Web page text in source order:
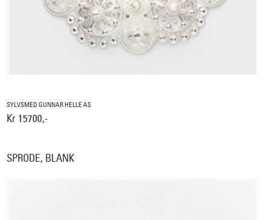
SYLVSMED GUNNAR HELLE AS
Kr 15700,-
SPRODE, BLANK